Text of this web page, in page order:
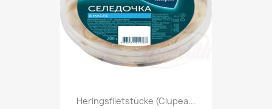
Heringsfiletstücke (Clupea...